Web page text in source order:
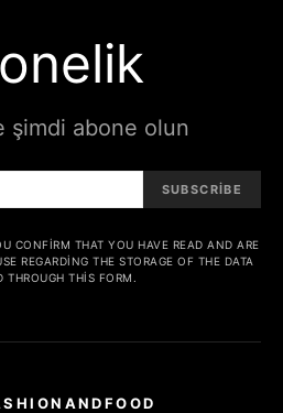
şimdi abone olun
SUBSCRIBE
CONFIRM THAT YOU HAVE READ AND ARE
REGARDING THE STORAGE OF THE DATA
THROUGH THIS FORM.